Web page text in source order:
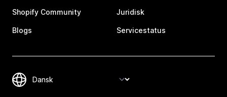
Shopify Community
Blogs
Juridisk
Servicestatus